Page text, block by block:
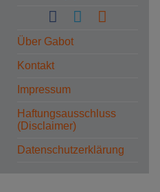
Über Gabot
Kontakt
Impressum
Haftungsausschluss
(Disclaimer)
Datenschutzerklärung